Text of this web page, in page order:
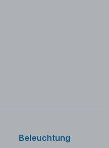
Beleuchtung